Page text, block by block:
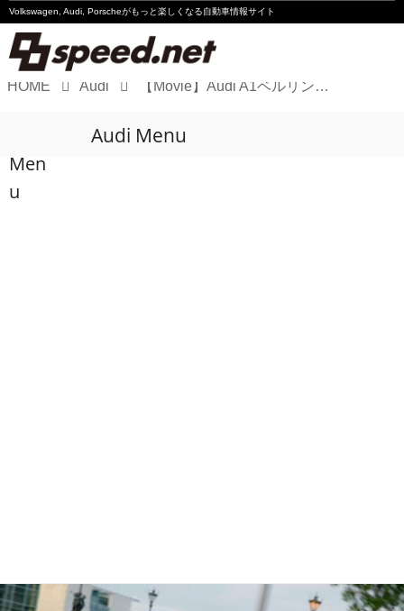
Volkswagen, Audi, Porscheがもっと楽しくなる自動車情報サイト
Audi
HOME Audi 【Movie】Audi A1ベルリンを走る
Men
u
Audi Menu